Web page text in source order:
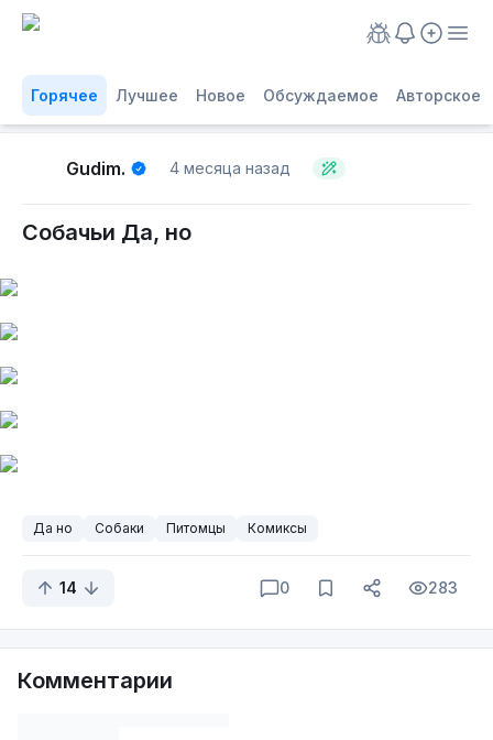
Горячее Лучшее Новое Обсуждаемое Авторское
Gudim. 4 месяца назад
Собачьи Да, но
Да но Собаки Питомцы Комиксы
14 0 283
Комментарии